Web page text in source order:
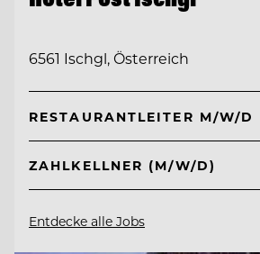
6561 Ischgl, Österreich
RESTAURANTLEITER M/W/D
ZAHLKELLNER (M/W/D)
Entdecke alle Jobs